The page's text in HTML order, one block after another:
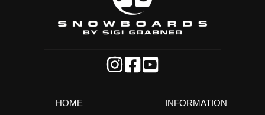
HOME INFORMATION